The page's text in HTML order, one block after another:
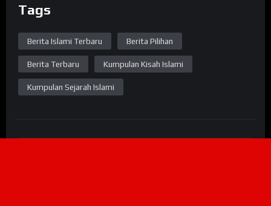
Tags
Berita Islami Terbaru Berita Pilihan
Berita Terbaru Kumpulan Kisah Islami
Kumpulan Sejarah Islami